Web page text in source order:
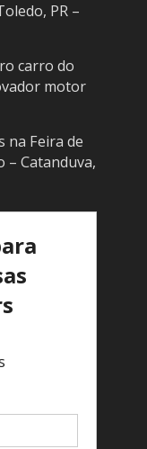
PR –
carro do
motor
na Feira de
– Catanduva,